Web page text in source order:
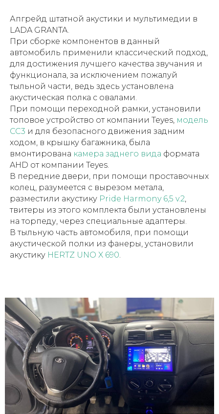
Апгрейд штатной акустики и мультимедии в
LADA GRANTA.
При сборке компонентов в данный
автомобиль применили классический подход,
для достижения лучшего качества звучания и
функционала, за исключением пожалуй
тыльной части, ведь здесь установлена
акустическая полка с овалами.
При помощи переходной рамки, установили
топовое устройство от компании Teyes, модель
CC3 и для безопасного движения задним
ходом, в крышку багажника, была
вмонтирована камера заднего вида формата
AHD от компании Teyes.
В передние двери, при помощи проставочных
колец, разумеется с вырезом метала,
разместили акустику Pride Harmony 6,5 v.2
твитеры из этого комплекта были установлены
на торпеду, через специальные адаптеры.
В тыльную часть автомобиля, при помощи
акустической полки из фанеры, установили
акустику HERTZ UNO X 690